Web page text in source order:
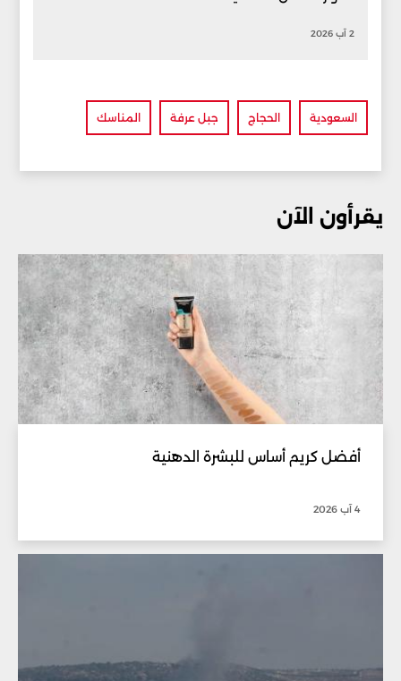
2 آب 2026
السعودية الحجاج جبل عرفة المناسك
يقرأون الآن
أفضل كريم أساس للبشرة الدهنية
4 آب 2026